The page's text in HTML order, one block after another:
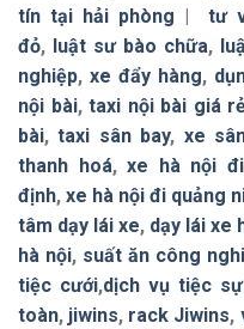
tín tại hải phòng
tư
đỏ, luật sư bào chữa,
nghiệp, xe đẩy hàng,
nội bài,taxi nội bài giá
bài,taxi sân bay, xe
thanh hoá, xe hà nội
định,xe hà nội đi quảng
tâm dạy lái xe, dạy lái xe
hà nội, suất ăn công
tiệc cưới,dịch vụ tiệc
toàn, jiwins, rack Jiwins,